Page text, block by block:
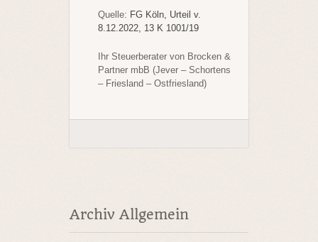
Quelle: FG Köln, Urteil v.
8.12.2022, 13 K 1001/19
Ihr Steuerberater von Brocken &
Partner mbB (Jever – Schortens
– Friesland – Ostfriesland)
Archiv Allgemein